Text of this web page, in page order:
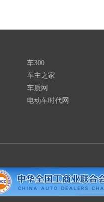
车300
车主之家
车质网
电动车时代网